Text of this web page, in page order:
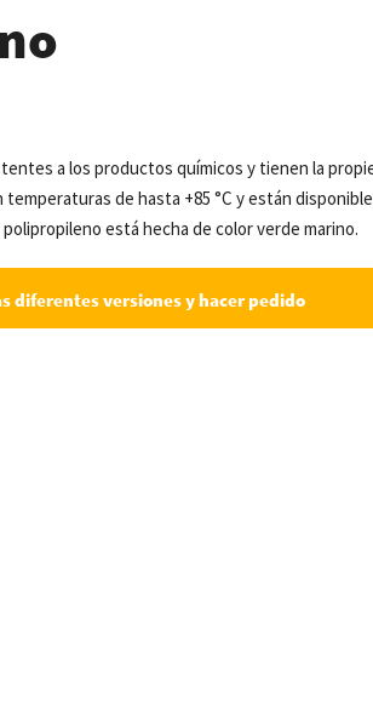
a los productos químicos y tienen la
de hasta +85 °C y están
está hecha de color verde marino.
diferentes versiones y hacer pedido